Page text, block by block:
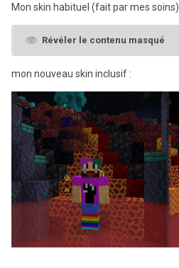
Mon skin habituel (fait par mes soins)
Révéler le contenu masqué
mon nouveau skin inclusif :